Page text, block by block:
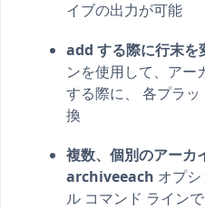
イブの出力が可能
add する際に行末を
ンを使用して、アー
する際に、 各プラ
換
複数、個別のアーカ
archiveeach オプ
ル コマンド ライン